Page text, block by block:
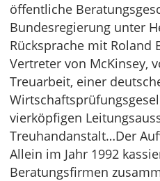
öffentliche
Bundesregierung unter
Rücksprache mit Roland
Vertreter von McKinsey,
Treuarbeit, einer
vierköpfigen
Treuhandanstalt…Der
Allein im Jahr 1992
Beratungsfirmen